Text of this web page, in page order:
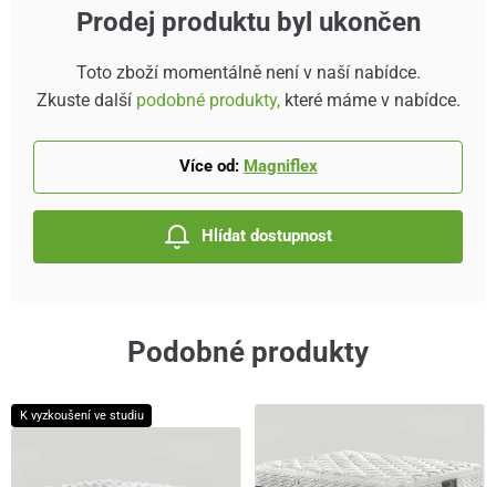
Prodej produktu byl ukončen
Toto zboží momentálně není v naší nabídce.
Zkuste další podobné produkty,které máme v nabídce.
Více od: Magniflex
Hlídat dostupnost
Podobné produkty
K vyzkoušení ve studiu